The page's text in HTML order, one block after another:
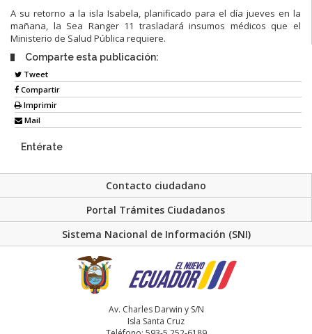
A su retorno a la isla Isabela, planificado para el día jueves en la
mañana, la Sea Ranger 11 trasladará insumos médicos que el
Ministerio de Salud Pública requiere.
Comparte esta publicación:
Tweet
Compartir
Imprimir
Mail
Entérate
Contacto ciudadano
Portal Trámites Ciudadanos
Sistema Nacional de Información (SNI)
Av. Charles Darwin y S/N
Isla Santa Cruz